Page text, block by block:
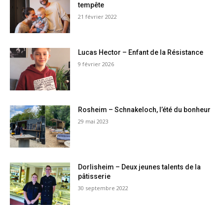
tempête
21 février 2022
Lucas Hector – Enfant de la Résistance
9 février 2026
Rosheim – Schnakeloch, l’été du bonheur
29 mai 2023
Dorlisheim – Deux jeunes talents de la
pâtisserie
30 septembre 2022